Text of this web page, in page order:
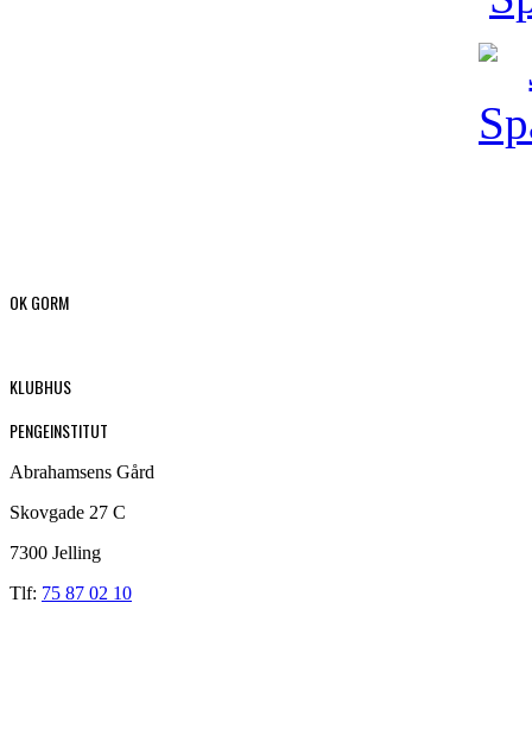
OK GORM
KLUBHUS
PENGEINSTITUT
Abrahamsens Gård
Skovgade 27 C
7300 Jelling
Tlf: 75 87 02 10